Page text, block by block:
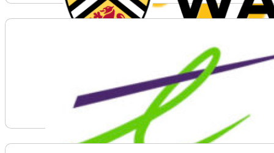
Voir plus d'informations sur Where Data meets Trust